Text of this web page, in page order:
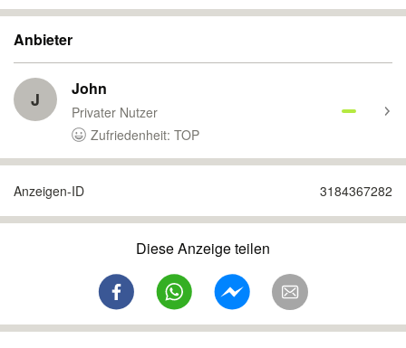
Anbieter
J John
Privater Nutzer
Zufriedenheit: TOP
Anzeigen-ID 3184367282
Diese Anzeige teilen